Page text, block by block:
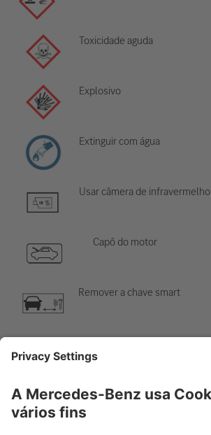
Toxicidade aguda
Explosivo
Extinguir com água
Usar câmera de infravermelho
Capô do motor
Remover a chave smart
Perigo, baixa temperatura